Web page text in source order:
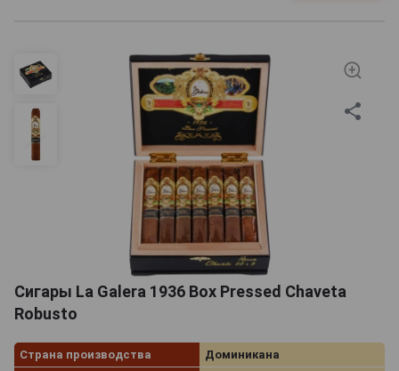
Сигары La Galera 1936 Box Pressed Chaveta
Robusto
Страна производства
Доминикана